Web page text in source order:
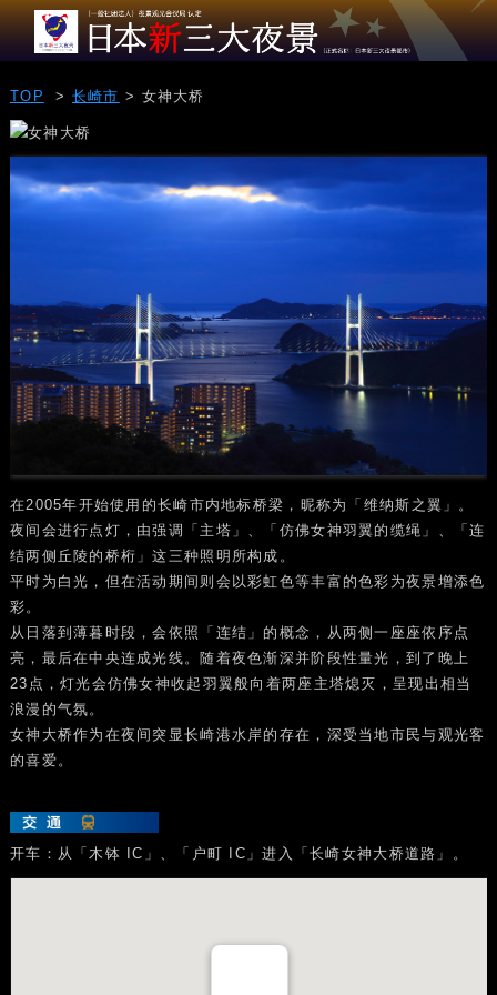
TOP > 长崎市 > 女神大桥
在2005年开始使用的长崎市内地标桥梁，昵称为「维纳斯之翼」。
夜间会进行点灯，由强调「主塔」、「仿佛女神羽翼的缆绳」、「连
结两侧丘陵的桥桁」这三种照明所构成。
平时为白光，但在活动期间则会以彩虹色等丰富的色彩为夜景增添色
彩。
从日落到薄暮时段，会依照「连结」的概念，从两侧一座座依序点
亮，最后在中央连成光线。随着夜色渐深并阶段性量光，到了晚上
23点，灯光会仿佛女神收起羽翼般向着两座主塔熄灭，呈现出相当
浪漫的气氛。
女神大桥作为在夜间突显长崎港水岸的存在，深受当地市民与观光客
的喜爱。
开车：从「木钵 IC」、「户町 IC」进入「长崎女神大桥道路」。